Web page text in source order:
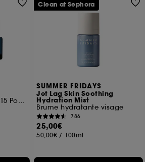
Crème Hydratante SPF15 Pour Peaux normales à sèches
SUMMER FRIDAYS
Jet Lag Skin Soothing
Hydration Mist
Brume hydratante visage
786
25,00€
50,00€ / 100ml
Clean at Sephora